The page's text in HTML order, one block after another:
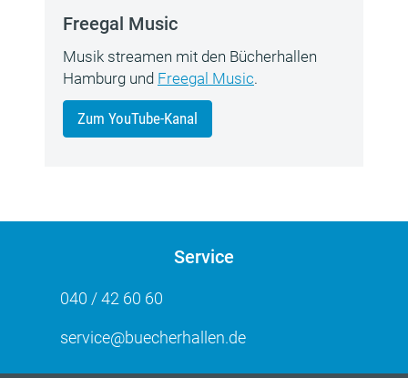
Freegal Music
Musik streamen mit den Bücherhallen
Hamburg und Freegal Music.
Zum YouTube-Kanal
Service
040 / 42 60 60
service@buecherhallen.de